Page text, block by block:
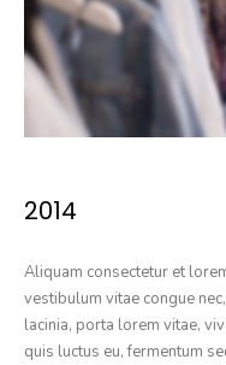
2014
Aliquam consectetur et
vestibulum vitae congue
lacinia, porta lorem vitae,
quis luctus eu, fermentum